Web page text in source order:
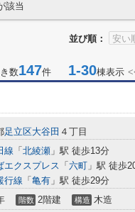
該当
並び順：
数147件 1-30棟表示
足立区大谷田 ４丁目
線 「 北綾瀬 」駅 徒歩13分
エクスプレス 「 六町 」駅 徒歩
行線 「 亀有 」駅 徒歩29分
階数 2階建 構造 木造